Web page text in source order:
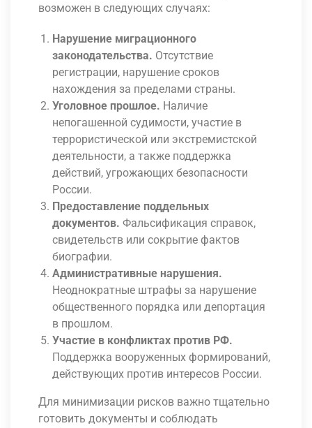
возможен в следующих случаях:
Нарушение миграционного
законодательства. Отсутствие
регистрации, нарушение сроков
нахождения за пределами страны.
Уголовное прошлое. Наличие
непогашенной судимости, участие в
террористической или экстремистской
деятельности, а также поддержка
действий, угрожающих безопасности
России.
Предоставление поддельных
документов. Фальсификация справок,
свидетельств или сокрытие фактов
биографии.
Административные нарушения.
Неоднократные штрафы за нарушение
общественного порядка или депортация
в прошлом.
Участие в конфликтах против РФ.
Поддержка вооруженных формирований,
действующих против интересов России.
Для минимизации рисков важно тщательно
готовить документы и соблюдать